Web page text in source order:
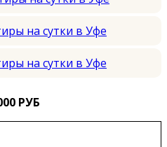
на сутки в Уфе
на сутки в Уфе
РУБ